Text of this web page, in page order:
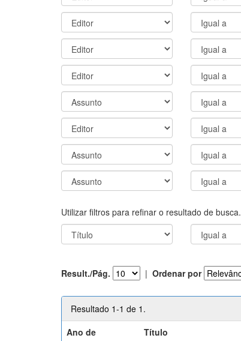
Utilizar filtros para refinar o resultado de busca.
Result./Pág. | Ordenar por
Resultado 1-1 de 1.
Ano de
Título